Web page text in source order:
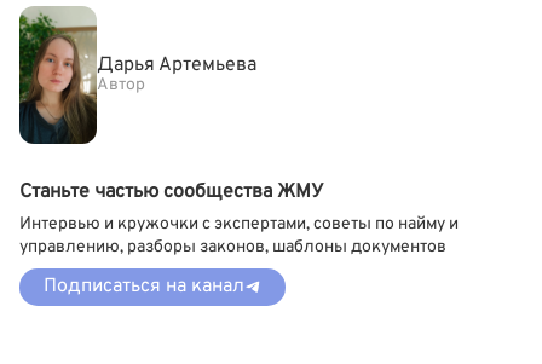
Дарья Артемьева
Автор
Станьте частью сообщества ЖМУ
Интервью и кружочки с экспертами, советы по найму и
управлению, разборы законов, шаблоны документов
Подписаться на канал